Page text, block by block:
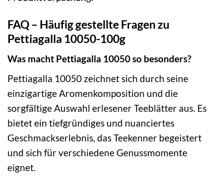
FAQ – Häufig gestellte Fragen zu
Pettiagalla 10050-100g
Was macht Pettiagalla 10050 so besonders?
Pettiagalla 10050 zeichnet sich durch seine
einzigartige Aromenkomposition und die
sorgfältige Auswahl erlesener Teeblätter aus. Es
bietet ein tiefgründiges und nuanciertes
Geschmackserlebnis, das Teekenner begeistert
und sich für verschiedene Genussmomente
eignet.